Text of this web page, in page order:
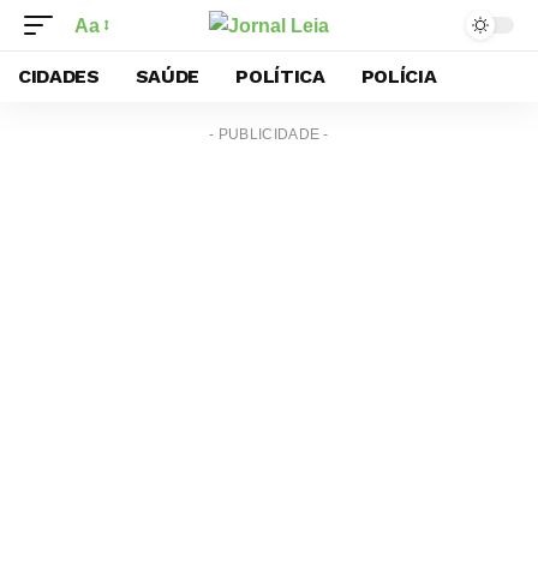
Aa
CIDADES SAÚDE POLÍTICA POLÍCIA
- PUBLICIDADE -